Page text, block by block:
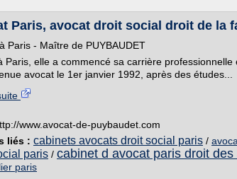
Paris, avocat droit social droit de la
Paris - Maître de PUYBAUDET
Paris, elle a commencé sa carrière
avocat le 1er janvier 1992, après des études...
www.avocat-de-puybaudet.com
liés : cabinets avocats droit social paris /
paris / cabinet d avocat paris droit des
paris